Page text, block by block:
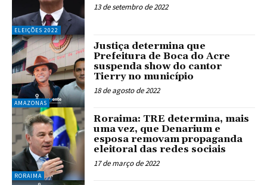
ELEIÇÕES 2022
13 de setembro de 2022
AMAZONAS
Justiça determina que
Prefeitura de Boca do Acre
suspenda show do cantor
Tierry no município
18 de agosto de 2022
RORAIMA
Roraima: TRE determina, mais
uma vez, que Denarium e
esposa removam propaganda
eleitoral das redes sociais
17 de março de 2022